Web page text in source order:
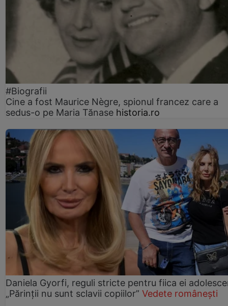
#Biografii
Cine a fost Maurice Nègre, spionul francez care a
sedus-o pe Maria Tănase historia.ro
Daniela Gyorfi, reguli stricte pentru fiica ei
„Părinții nu sunt sclavii copiilor” Vedete românești